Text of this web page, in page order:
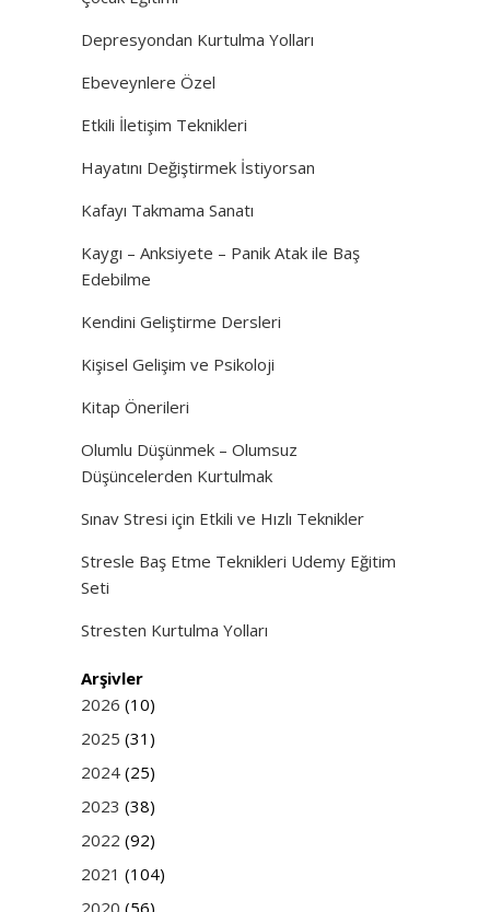
Depresyondan Kurtulma Yolları
Ebeveynlere Özel
Etkili İletişim Teknikleri
Hayatını Değiştirmek İstiyorsan
Kafayı Takmama Sanatı
Kaygı – Anksiyete – Panik Atak ile Baş
Edebilme
Kendini Geliştirme Dersleri
Kişisel Gelişim ve Psikoloji
Kitap Önerileri
Olumlu Düşünmek – Olumsuz
Düşüncelerden Kurtulmak
Sınav Stresi için Etkili ve Hızlı Teknikler
Stresle Baş Etme Teknikleri Udemy Eğitim
Seti
Stresten Kurtulma Yolları
Arşivler
2026 (10)
2025 (31)
2024 (25)
2023 (38)
2022 (92)
2021 (104)
2020 (56)